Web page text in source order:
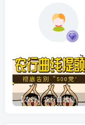
【农行】农行曲线提额，彻底告别“500党”